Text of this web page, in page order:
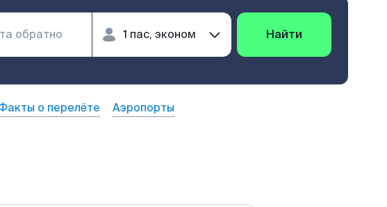
Найти
о перелёте Аэропорты